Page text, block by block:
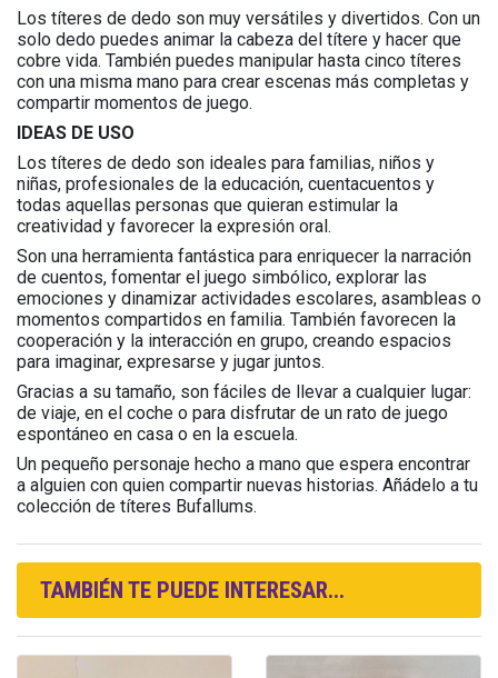
Los títeres de dedo son muy versátiles y divertidos. Con un
solo dedo puedes animar la cabeza del títere y hacer que
cobre vida. También puedes manipular hasta cinco títeres
con una misma mano para crear escenas más completas y
compartir momentos de juego.
IDEAS DE USO
Los títeres de dedo son ideales para familias, niños y
niñas, profesionales de la educación, cuentacuentos y
todas aquellas personas que quieran estimular la
creatividad y favorecer la expresión oral.
Son una herramienta fantástica para enriquecer la narración
de cuentos, fomentar el juego simbólico, explorar las
emociones y dinamizar actividades escolares, asambleas o
momentos compartidos en familia. También favorecen la
cooperación y la interacción en grupo, creando espacios
para imaginar, expresarse y jugar juntos.
Gracias a su tamaño, son fáciles de llevar a cualquier lugar:
de viaje, en el coche o para disfrutar de un rato de juego
espontáneo en casa o en la escuela.
Un pequeño personaje hecho a mano que espera encontrar
a alguien con quien compartir nuevas historias. Añádelo a tu
colección de títeres Bufallums.
TAMBIÉN TE PUEDE INTERESAR...